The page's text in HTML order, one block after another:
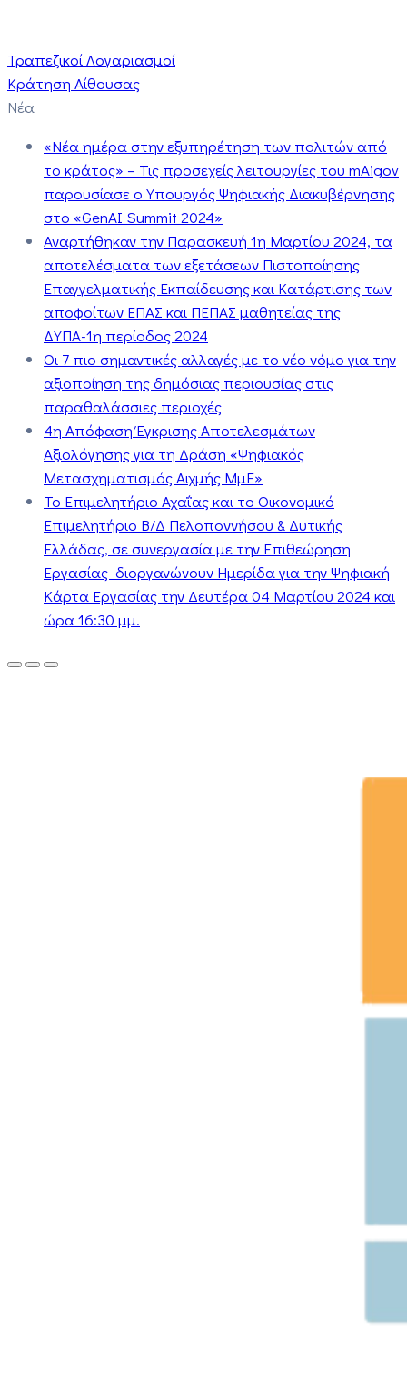
Τραπεζικοί Λογαριασμοί
Κράτηση Αίθουσας
Νέα
«Νέα ημέρα στην εξυπηρέτηση των πολιτών από
το κράτος» – Τις προσεχείς λειτουργίες του mAigov
παρουσίασε ο Υπουργός Ψηφιακής Διακυβέρνησης
στο «GenAI Summit 2024»
Αναρτήθηκαν την Παρασκευή 1η Μαρτίου 2024, τα
αποτελέσματα των εξετάσεων Πιστοποίησης
Επαγγελματικής Εκπαίδευσης και Κατάρτισης των
αποφοίτων ΕΠΑΣ και ΠΕΠΑΣ μαθητείας της
ΔΥΠΑ-1η περίοδος 2024
Οι 7 πιο σημαντικές αλλαγές με το νέο νόμο για την
αξιοποίηση της δημόσιας περιουσίας στις
παραθαλάσσιες περιοχές
4η Απόφαση Έγκρισης Αποτελεσμάτων
Αξιολόγησης για τη Δράση «Ψηφιακός
Μετασχηματισμός Αιχμής ΜμΕ»
Το Επιμελητήριο Αχαΐας και το Οικονομικό
Επιμελητήριο Β/Δ Πελοποννήσου & Δυτικής
Ελλάδας, σε συνεργασία με την Επιθεώρηση
Εργασίας διοργανώνουν Ημερίδα για την Ψηφιακή
Κάρτα Εργασίας την Δευτέρα 04 Μαρτίου 2024 και
ώρα 16:30 μμ.